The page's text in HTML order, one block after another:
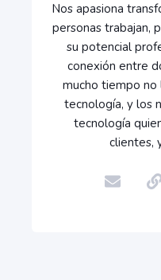
Nos apasiona
personas trabajan,
su potencial
conexión entre
mucho tiempo no
tecnología, y los
tecnología
clientes,